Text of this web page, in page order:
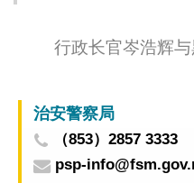
行政长官岑浩辉
治安警察局
（853）2857 3333
psp-